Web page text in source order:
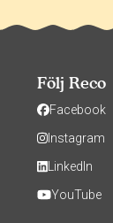
Följ Reco
Facebook
Instagram
LinkedIn
YouTube